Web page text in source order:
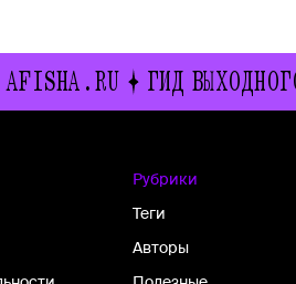
ГИД ВЫХОДНОГО ДНЯ
Рубрики
Теги
Авторы